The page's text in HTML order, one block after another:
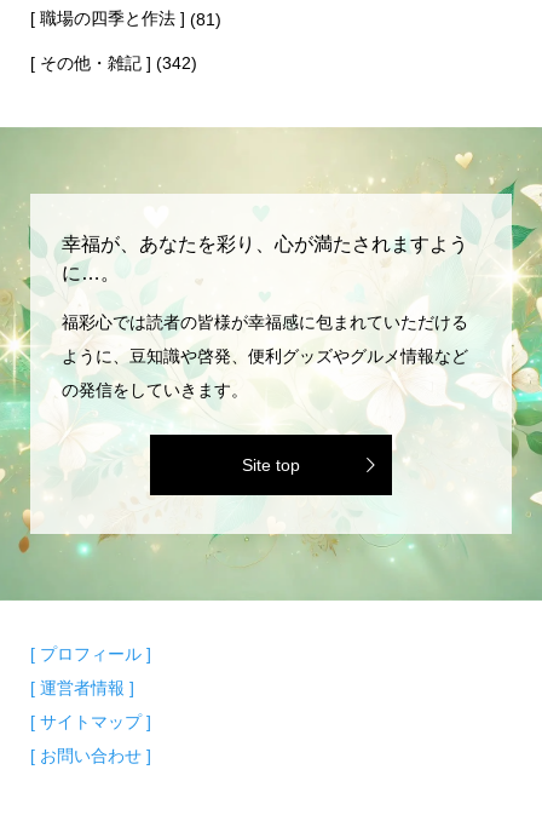
[ 職場の四季と作法 ] (81)
[ その他・雑記 ] (342)
幸福が、あなたを彩り、心が満たされますよう
に…。
福彩心では読者の皆様が幸福感に包まれていただける
ように、豆知識や啓発、便利グッズやグルメ情報など
の発信をしていきます。
Site top
[ プロフィール ]
[ 運営者情報 ]
[ サイトマップ ]
[ お問い合わせ ]